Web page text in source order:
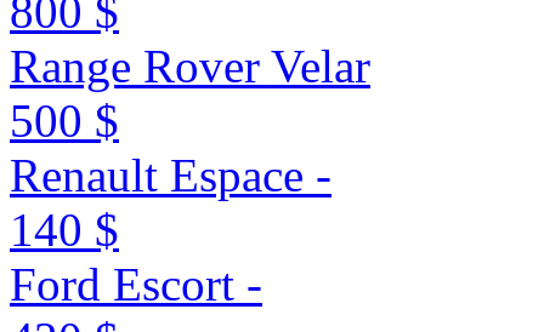
800 $
Range Rover Velar
500 $
Renault Espace -
140 $
Ford Escort -